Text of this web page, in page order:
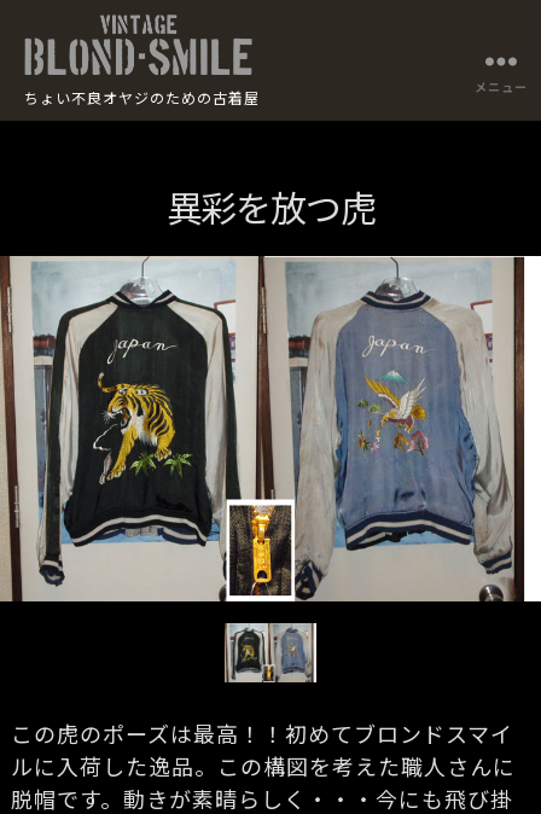
BLOND
SMILE
ちょい不良オヤジのための古着屋
メニュー
異彩を放つ虎
この虎のポーズは最高！！初めてブロンドスマイ
ルに入荷した逸品。この構図を考えた職人さんに
脱帽です。動きが素晴らしく・・・今にも飛び掛